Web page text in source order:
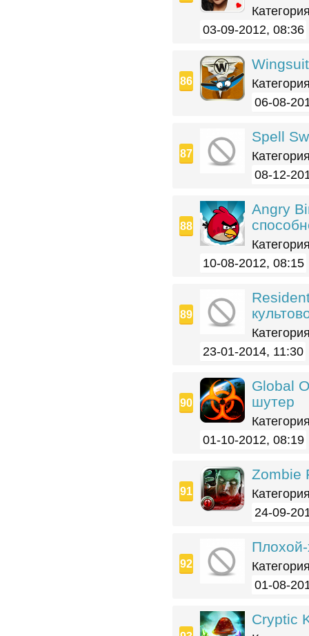
03-09-2012, 08:36
06-08-
Spell
08-12-
Angry
10-08-2012, 08:15
23-01-2014, 11:30
Global
шутер
01-10-2012, 08:19
Zombie
24-09-
01-08-
Cryptic